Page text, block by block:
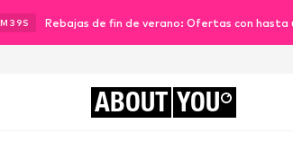
M 37S Rebajas de fin de verano: Ofertas con hasta
ABOUT YOU